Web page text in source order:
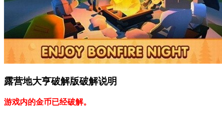
露营地大亨破解版破解说明
游戏内的金币已经破解。